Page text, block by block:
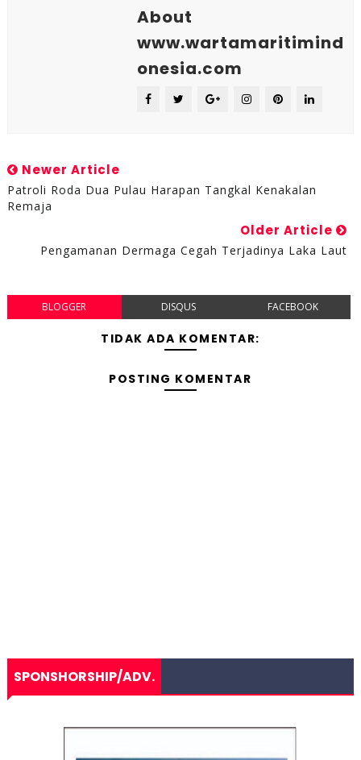
About
www.wartamaritimind
onesia.com
Newer Article
Patroli Roda Dua Pulau Harapan Tangkal Kenakalan
Remaja
Older Article
Pengamanan Dermaga Cegah Terjadinya Laka Laut
BLOGGER DISQUS FACEBOOK
TIDAK ADA KOMENTAR:
POSTING KOMENTAR
SPONSHORSHIP/ADV.